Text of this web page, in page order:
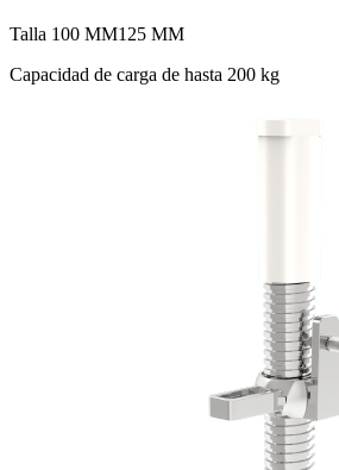
Talla 100 MM125 MM
Capacidad de carga de hasta 200 kg